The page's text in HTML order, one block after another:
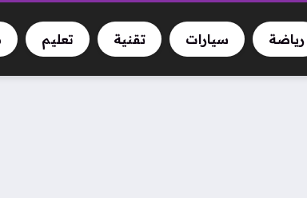
رياضة سيارات تقنية تعليم